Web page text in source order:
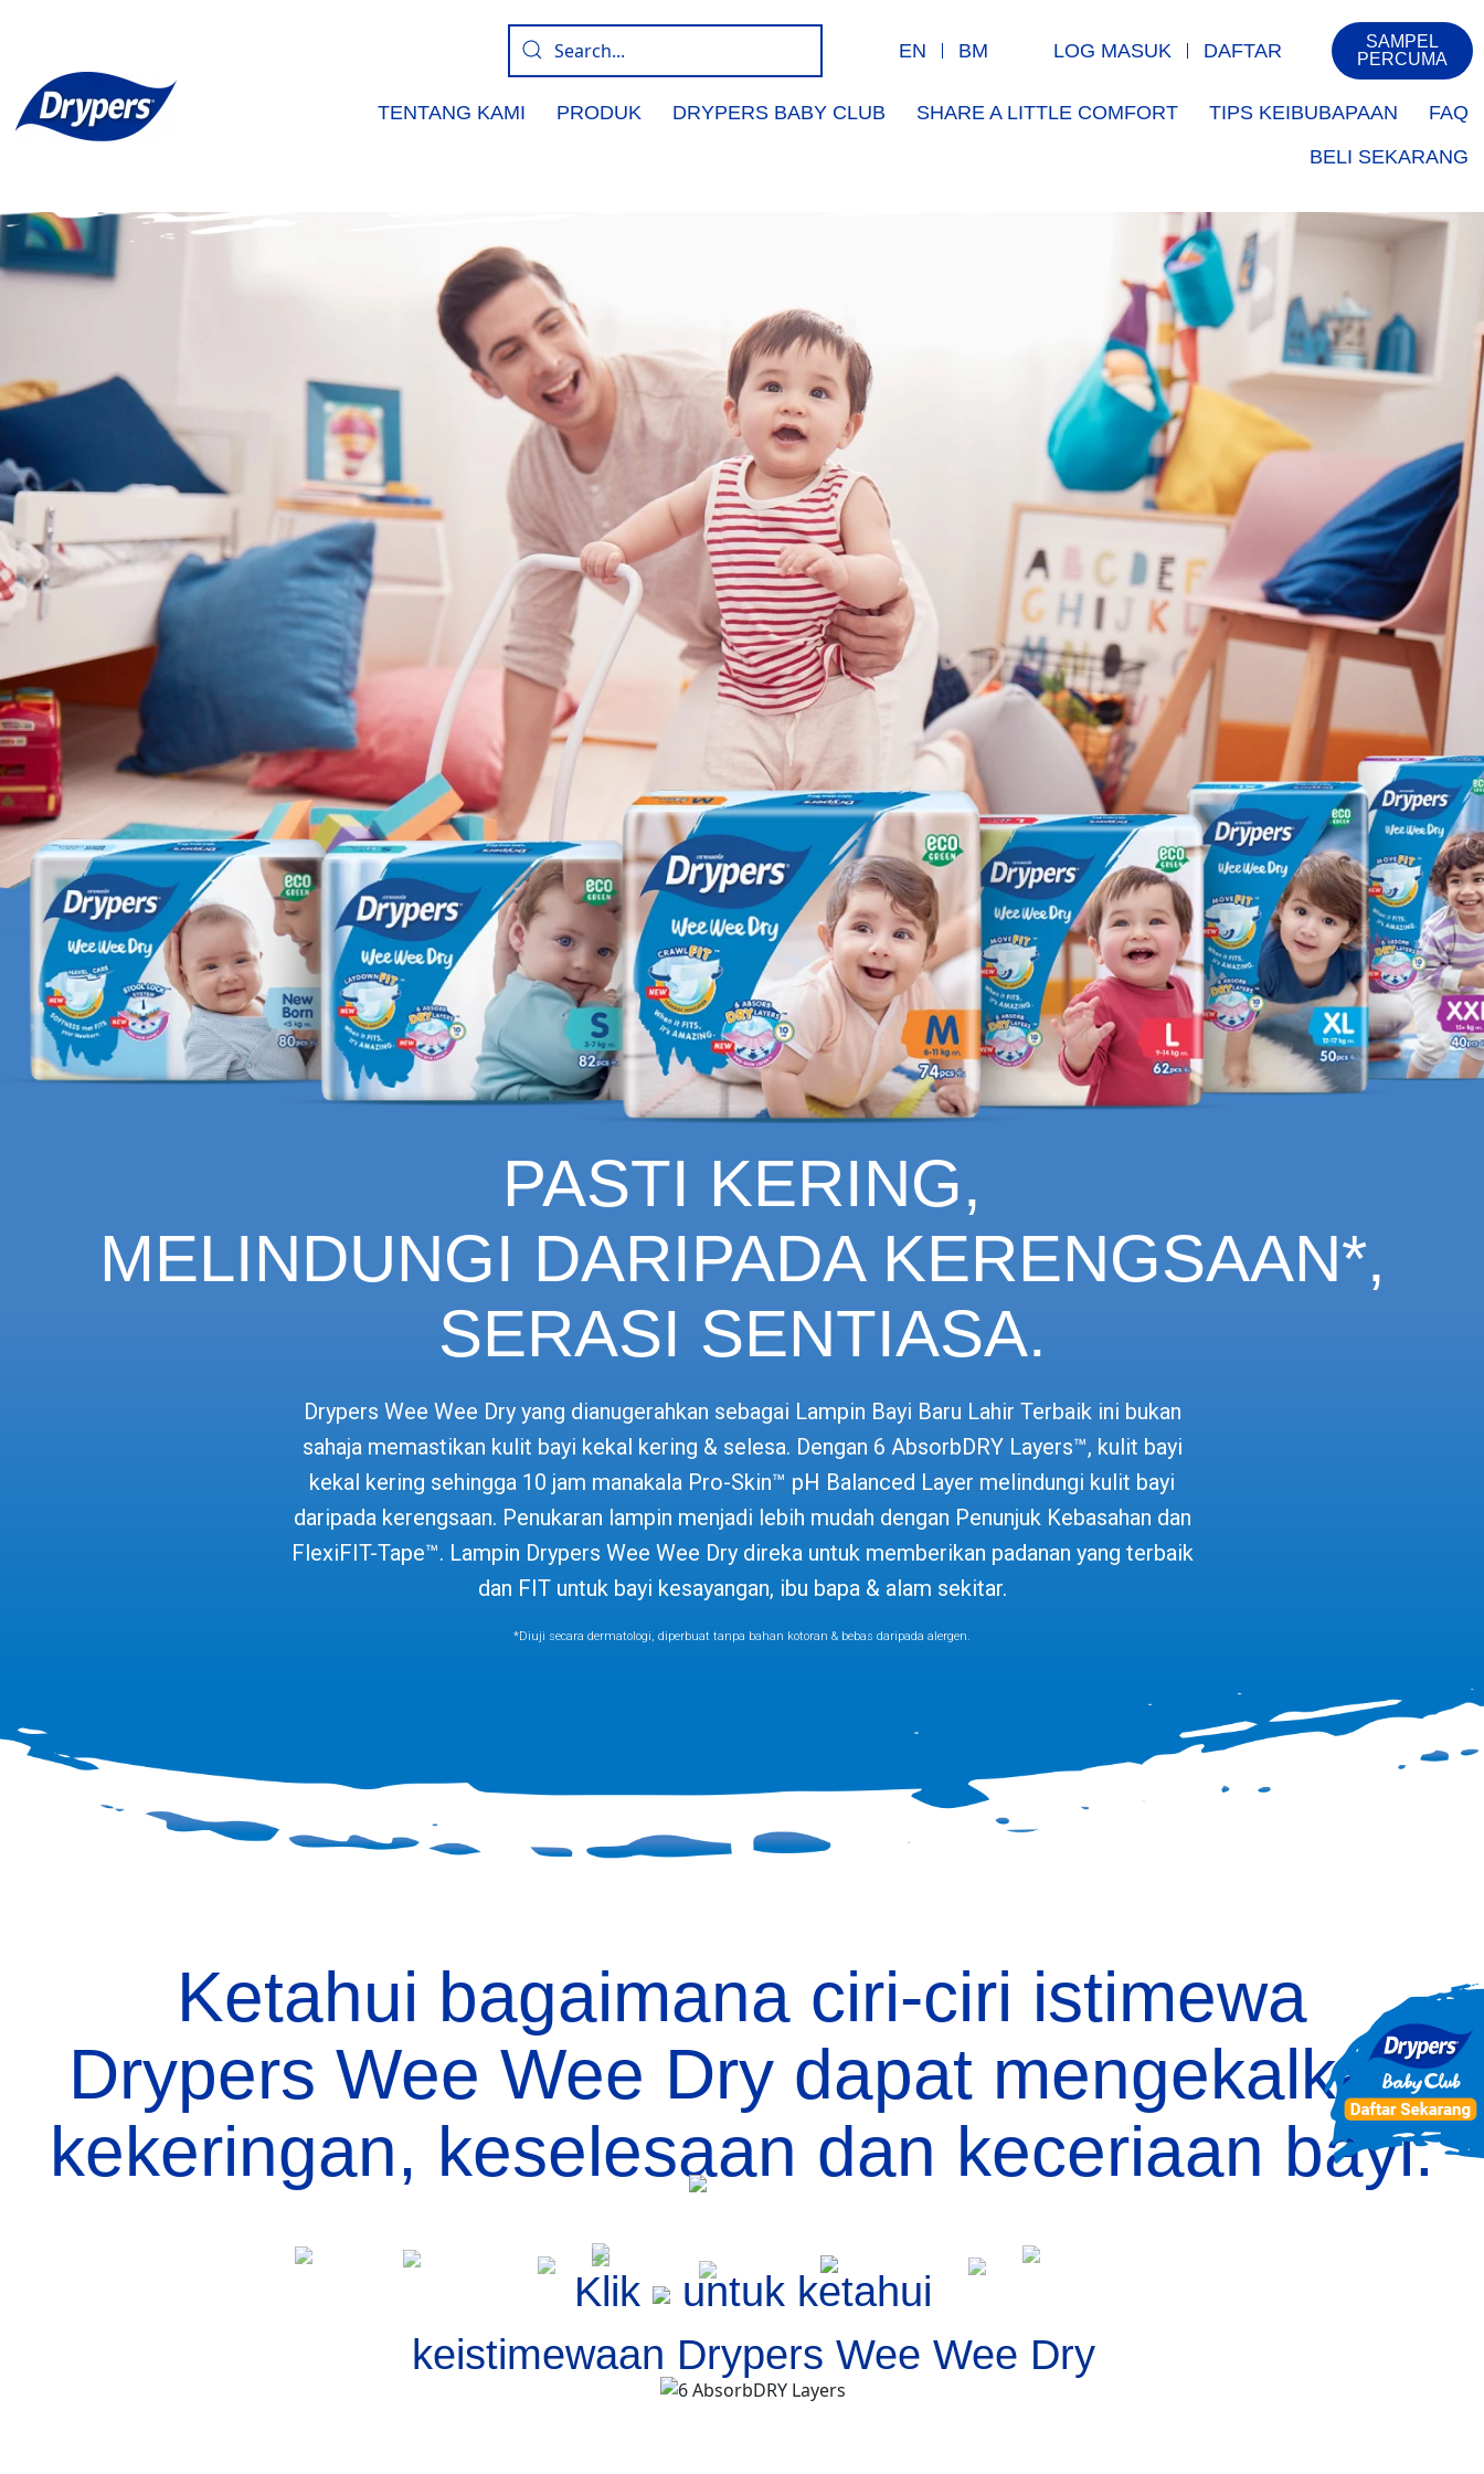
EN BM LOG MASUK DAFTAR
SAMPEL
PERCUMA
TENTANG KAMI PRODUK DRYPERS BABY CLUB SHARE A LITTLE COMFORT TIPS KEIBUBAPAAN
FAQ
BELI SEKARANG
PASTI KERING,
MELINDUNGI DARIPADA KERENGSAAN*,
SERASI SENTIASA.
Drypers Wee Wee Dry yang dianugerahkan sebagai Lampin Bayi Baru Lahir Terbaik ini bukan
sahaja memastikan kulit bayi kekal kering & selesa. Dengan 6 AbsorbDRY Layers™, kulit bayi
kekal kering sehingga 10 jam manakala Pro-Skin™ pH Balanced Layer melindungi kulit bayi
daripada kerengsaan. Penukaran lampin menjadi lebih mudah dengan Penunjuk Kebasahan dan
FlexiFIT-Tape™. Lampin Drypers Wee Wee Dry direka untuk memberikan padanan yang terbaik
dan FIT untuk bayi kesayangan, ibu bapa & alam sekitar.
*Diuji secara dermatologi, diperbuat tanpa bahan kotoran & bebas daripada alergen.
Ketahui bagaimana ciri-ciri istimewa
Drypers Wee Wee Dry dapat mengekalkan
kekeringan, keselesaan dan keceriaan bayi.
Klik
untuk ketahui
keistimewaan Drypers Wee Wee Dry